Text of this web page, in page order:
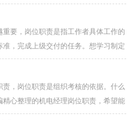
仅供参考，欢迎大家阅读...
要，岗位职责是指工作者具体工作的
，完成上级交付的任务。想学习制定
大家整理的机电经理岗位...
，岗位职责是组织考核的依据。什么
心整理的机电经理岗位职责，希望能
遵守公司和项目经理部...